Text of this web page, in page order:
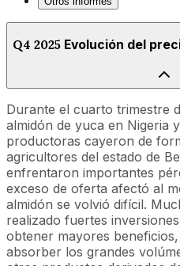
Q4 2025 Evolución del
Durante el cuarto trimestre
almidón de yuca en Nigeria
productoras cayeron de
agricultores del estado de
enfrentaron importantes
exceso de oferta afectó al
almidón se volvió difícil.
realizado fuertes
obtener mayores
absorber los grandes